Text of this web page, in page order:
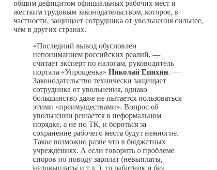
общим дефицитом официальных рабочих мест и
жестким трудовым законодательством, которое, в
частности, защищает сотрудника от увольнения сильнее,
чем в других странах.
«Последний вывод обусловлен
непониманием российских реалий, —
считает эксперт по налогам, руководитель
портала «Упрощенка» Николай Епихин. —
Законодательство технически защищает
сотрудника от увольнения, однако
большинство даже не пытается пользоваться
этими «преимуществами». Вопрос об
увольнении решается в неформальном
порядке, а не по ТК, и бороться за
сохранение рабочего места будут немногие.
Такое возможно разве что в бюджетных
учреждениях. А если говорить о проблеме
споров по поводу зарплат (невыплаты,
недовыплаты и т.д. ), то работник и без